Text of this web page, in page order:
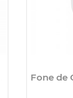
Fone de